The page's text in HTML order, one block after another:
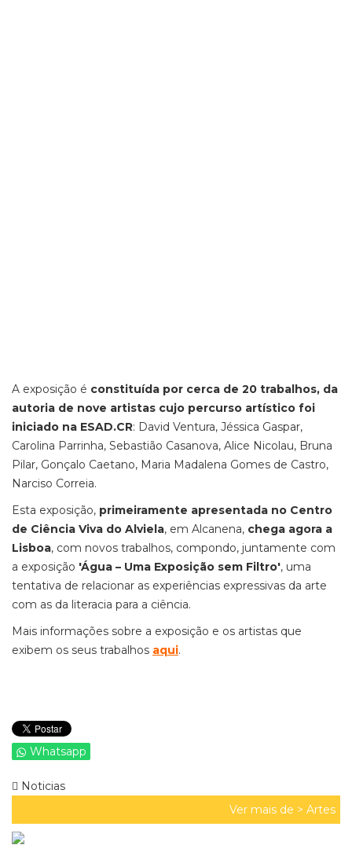
A exposição é constituída por cerca de 20 trabalhos, da
autoria de nove artistas cujo percurso artístico foi
iniciado na ESAD.CR: David Ventura, Jéssica Gaspar,
Carolina Parrinha, Sebastião Casanova, Alice Nicolau, Bruna
Pilar, Gonçalo Caetano, Maria Madalena Gomes de Castro,
Narciso Correia.
Esta exposição, primeiramente apresentada no Centro
de Ciência Viva do Alviela, em Alcanena, chega agora a
Lisboa, com novos trabalhos, compondo, juntamente com
a exposição 'Água – Uma Exposição sem Filtro', uma
tentativa de relacionar as experiências expressivas da arte
com as da literacia para a ciência.
Mais informações sobre a exposição e os artistas que
exibem os seus trabalhos aqui.
Whatsapp
Noticias
Ver mais de > Artes